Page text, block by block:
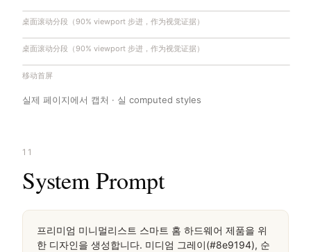
桌面滚动分段（90% viewport 步进，作为视觉证据）
桌面滚动分段（90% viewport 步进，作为视觉证据）
移动首屏
실제 페이지에서 캡처 · 실 computed styles
11
System Prompt
프리미엄 미니멀리스트 스마트 홈 하드웨어 제품을 위
한 디자인을 생성합니다. 미디엄 그레이(#8e9194), 순